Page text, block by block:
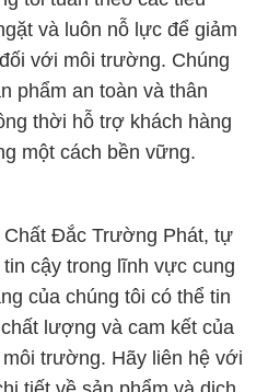
một cách bền vững.
Đắc Trường Phát, tự
cậy trong lĩnh vực cung
của chúng tôi có thể tin
lượng và cam kết của
trường. Hãy liên hệ với
tiết về sản phẩm và dịch
cấp hóa chất Hóa chất Oxi
tại Hậu Giang